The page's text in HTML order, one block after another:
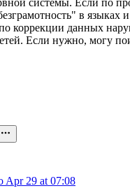
в языках
коррекции данных
Если нужно, могу
Apr 29 at 07:08